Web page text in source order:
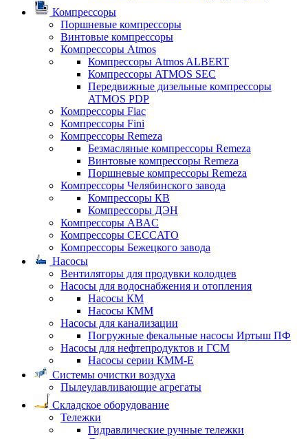
Компрессоры
Поршневые компрессоры
Винтовые компрессоры
Компрессоры Atmos
Компрессоры Atmos ALBERT
Компрессоры ATMOS SEC
Передвижные дизельные компрессоры
ATMOS PDP
Компрессоры Fiac
Компрессоры Fini
Компрессоры Remeza
Безмасляные компрессоры Remeza
Винтовые компрессоры Remeza
Поршневые компрессоры Remeza
Компрессоры Челябинского завода
Компрессоры КВ
Компрессоры ДЭН
Компрессоры ABAC
Компрессоры CECCATO
Компрессоры Бежецкого завода
Насосы
Вентиляторы для продувки колодцев
Насосы для водоснабжения и отопления
Насосы КМ
Насосы КММ
Насосы для канализации
Погружные фекальные насосы Иртыш ПФ
Насосы для нефтепродуктов и ГСМ
Насосы серии КММ-Е
Системы очистки воздуха
Пылеулавливающие агрегаты
Складское оборудование
Тележки
Гидравлические ручные тележки